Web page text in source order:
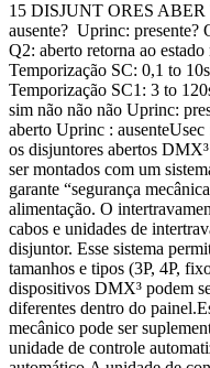
15 DISJUNT ORES
ausente? Uprinc: presente?
Q2: aberto retorna ao
Temporização SC: 0,1 to
Temporização SC1: 3 to
sim não não não Uprinc:
aberto Uprinc :
os disjuntores abertos
ser montados com um
garante “segurança
alimentação. O
cabos e unidades de
disjuntor. Esse sistema
tamanhos e tipos (3P, 4P,
dispositivos DMX³ podem
diferentes dentro do
mecânico pode ser
unidade de controle